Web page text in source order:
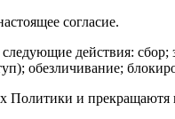
согласие.
действия:
обезличивание;
Политики и прекращаютя